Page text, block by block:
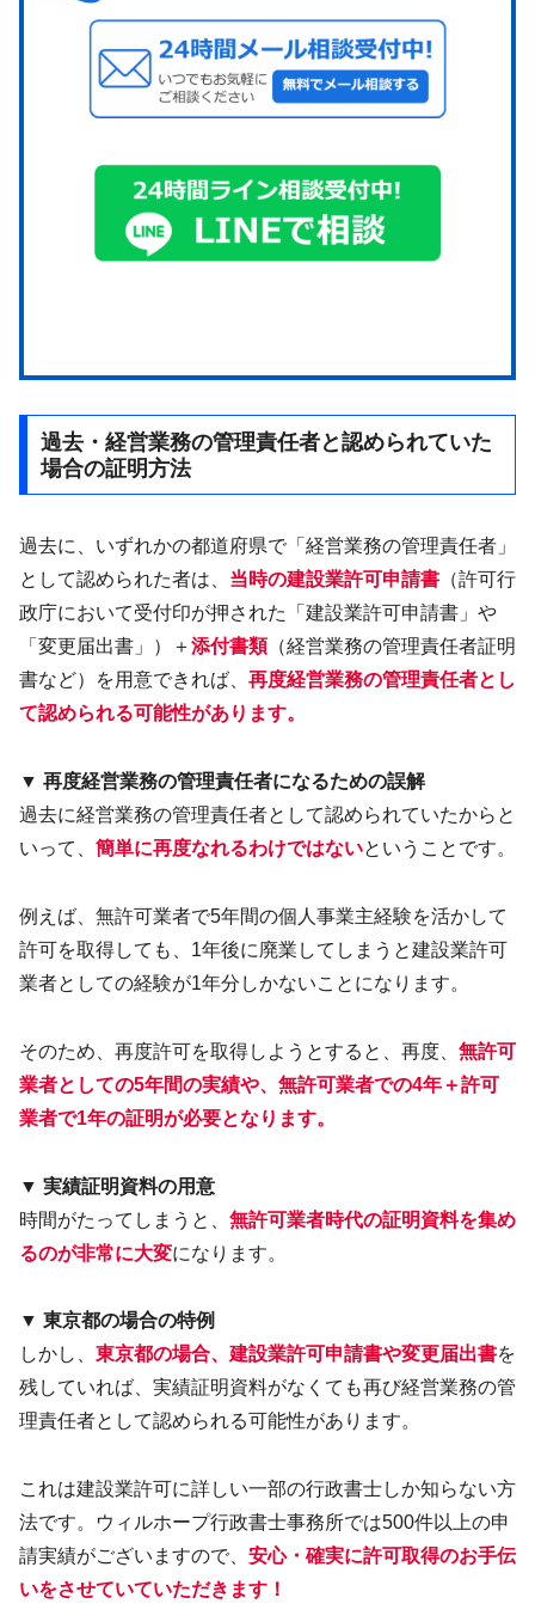
過去・経営業務の管理責任者と認められていた
場合の証明方法
過去に、いずれかの都道府県で「経営業務の管理責任者」
として認められた者は、 当時の建設業許可申請書 （許可行
政庁において受付印が押された「建設業許可申請書」や
「変更届出書」）＋添付書類 （経営業務の管理責任者証明
書など）を用意できれば、 再度経営業務の管理責任者とし
て認められる可能性があります。
▼ 再度経営業務の管理責任者になるための誤解
過去に経営業務の管理責任者として認められていたからと
いって、 簡単に再度なれるわけではないということです。
例えば、無許可業者で5年間の個人事業主経験を活かして
許可を取得しても、1年後に廃業してしまうと建設業許可
業者としての経験が1年分しかないことになります。
そのため、再度許可を取得しようとすると、再度、 無許可
業者としての5年間の実績や、無許可業者での4年＋許可
業者で1年の証明が必要となります。
▼ 実績証明資料の用意
時間がたってしまうと、 無許可業者時代の証明資料を集め
るのが非常に大変になります。
▼ 東京都の場合の特例
しかし、 東京都の場合、建設業許可申請書や変更届出書を
残していれば、実績証明資料がなくても再び経営業務の管
理責任者として認められる可能性があります。
これは建設業許可に詳しい一部の行政書士しか知らない方
法です。ウィルホープ行政書士事務所では500件以上の申
請実績がございますので、 安心・確実に許可取得のお手伝
いをさせていていただきます！